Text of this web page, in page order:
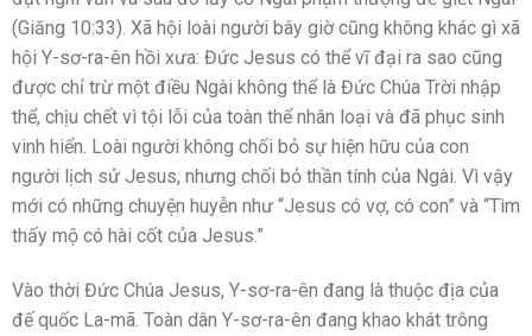
(Giăng 10:33). Xã hội loài người bây giờ cũng không khác gì xã
hội Y-sơ-ra-ên hồi xưa: Đức Jesus có thể vĩ đại ra sao cũng
được chỉ trừ một điều Ngài không thể là Đức Chúa Trời nhập
thể, chịu chết vì tội lỗi của toàn thể nhân loại và đã phục sinh
vinh hiển. Loài người không chối bỏ sự hiện hữu của con
người lịch sử Jesus, nhưng chối bỏ thần tính của Ngài. Vì vậy
mới có những chuyện huyễn như “Jesus có vợ, có con” và “Tìm
thấy mộ có hài cốt của Jesus.”
Vào thời Đức Chúa Jesus, Y-sơ-ra-ên đang là thuộc địa của
đế quốc La-mã. Toàn dân Y-sơ-ra-ên đang khao khát trông